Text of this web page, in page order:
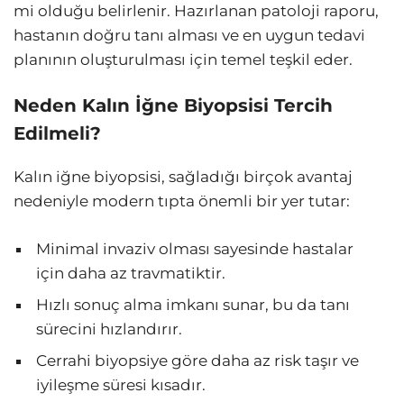
mi olduğu belirlenir. Hazırlanan patoloji raporu,
hastanın doğru tanı alması ve en uygun tedavi
planının oluşturulması için temel teşkil eder.
Neden Kalın İğne Biyopsisi Tercih
Edilmeli?
Kalın iğne biyopsisi, sağladığı birçok avantaj
nedeniyle modern tıpta önemli bir yer tutar:
Minimal invaziv olması sayesinde hastalar
için daha az travmatiktir.
Hızlı sonuç alma imkanı sunar, bu da tanı
sürecini hızlandırır.
Cerrahi biyopsiye göre daha az risk taşır ve
iyileşme süresi kısadır.